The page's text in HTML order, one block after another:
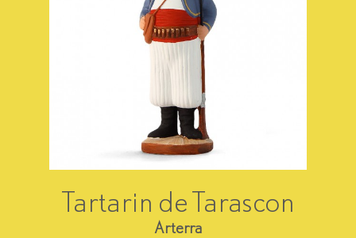
Tartarin de Tarascon
Arterra